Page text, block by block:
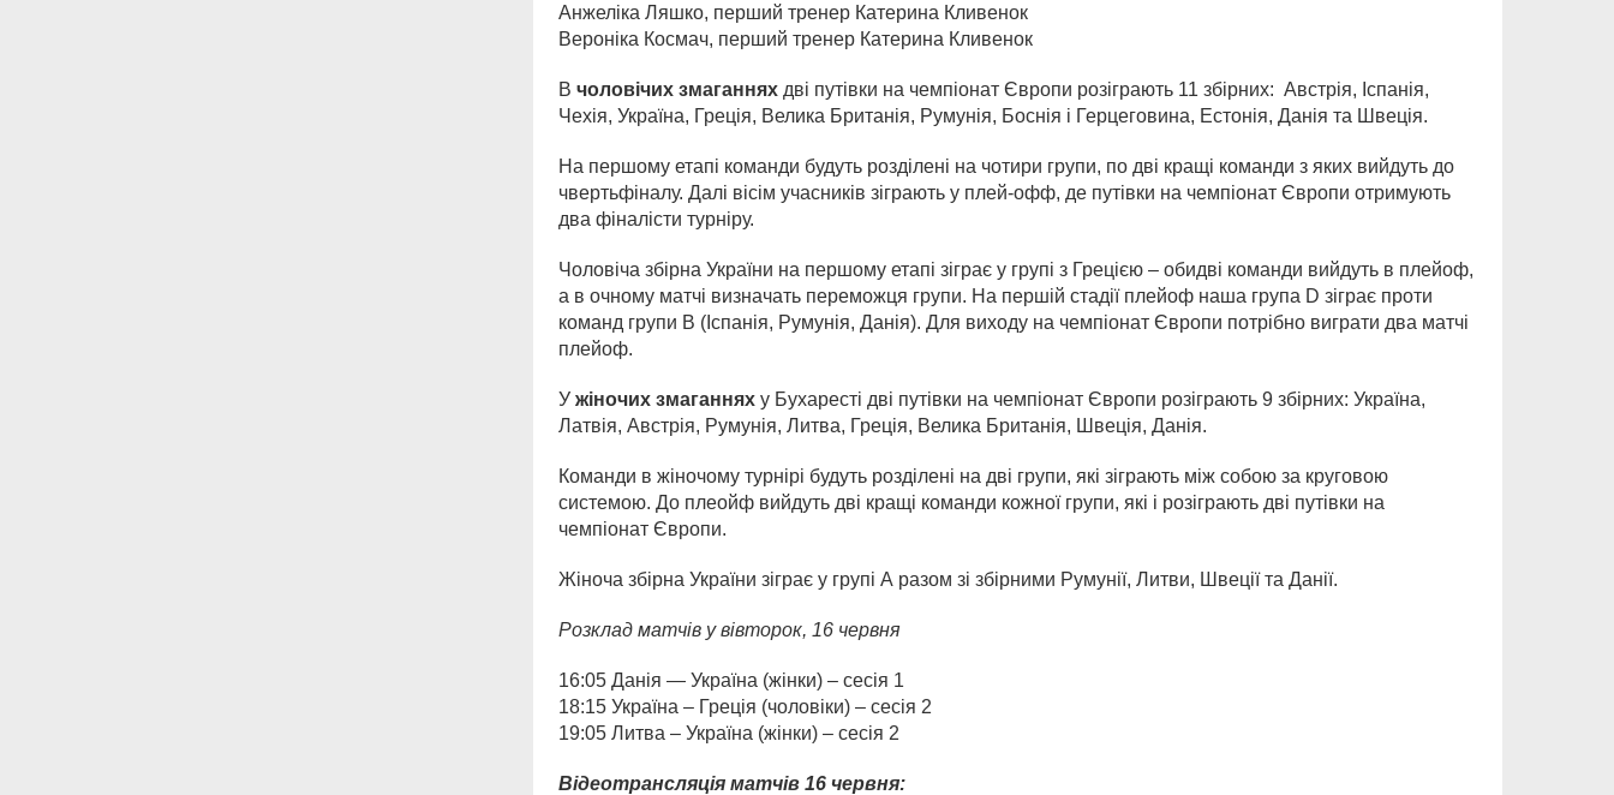
Анжеліка Ляшко, перший тренер Катерина Кливенок
Вероніка Космач, перший тренер Катерина Кливенок
В чоловічих змаганнях дві путівки на чемпіонат Європи розіграють 11 збірних: Австрія, Іспанія,
Чехія, Україна, Греція, Велика Британія, Румунія, Боснія і Герцеговина, Естонія, Данія та Швеція.
На першому етапі команди будуть розділені на чотири групи, по дві кращі команди з яких вийдуть до
чвертьфіналу. Далі вісім учасників зіграють у плей-офф, де путівки на чемпіонат Європи отримують
два фіналісти турніру.
Чоловіча збірна України на першому етапі зіграє у групі з Грецією – обидві команди вийдуть в плейоф,
а в очному матчі визначать переможця групи. На першій стадії плейоф наша група D зіграє проти
команд групи В (Іспанія, Румунія, Данія). Для виходу на чемпіонат Європи потрібно виграти два матчі
плейоф.
У жіночих змаганнях у Бухаресті дві путівки на чемпіонат Європи розіграють 9 збірних: Україна,
Латвія, Австрія, Румунія, Литва, Греція, Велика Британія, Швеція, Данія.
Команди в жіночому турнірі будуть розділені на дві групи, які зіграють між собою за круговою
системою. До плеойф вийдуть дві кращі команди кожної групи, які і розіграють дві путівки на
чемпіонат Європи.
Жіноча збірна України зіграє у групі А разом зі збірними Румунії, Литви, Швеції та Данії.
Розклад матчів у вівторок, 16 червня
16:05 Данія — Україна (жінки) – сесія 1
18:15 Україна – Греція (чоловіки) – сесія 2
19:05 Литва – Україна (жінки) – сесія 2
Відеотрансляція матчів 16 червня: